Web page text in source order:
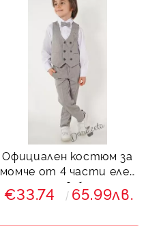
Официален костюм за
момче от 4 части елек
, риза в бяло,
панталон и папийонка
€33.74 65.99лв.